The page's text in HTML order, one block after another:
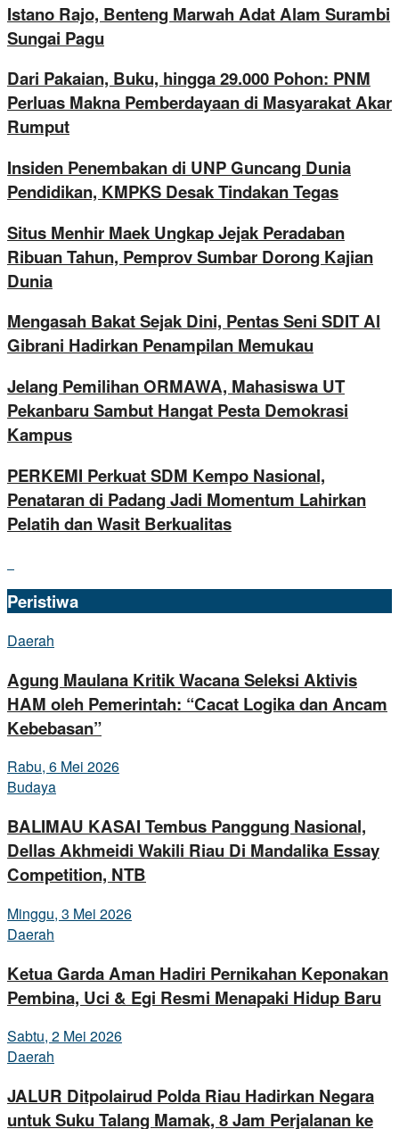
Istano Rajo, Benteng Marwah Adat Alam Surambi
Sungai Pagu
Dari Pakaian, Buku, hingga 29.000 Pohon: PNM
Perluas Makna Pemberdayaan di Masyarakat Akar
Rumput
Insiden Penembakan di UNP Guncang Dunia
Pendidikan, KMPKS Desak Tindakan Tegas
Situs Menhir Maek Ungkap Jejak Peradaban
Ribuan Tahun, Pemprov Sumbar Dorong Kajian
Dunia
Mengasah Bakat Sejak Dini, Pentas Seni SDIT Al
Gibrani Hadirkan Penampilan Memukau
Jelang Pemilihan ORMAWA, Mahasiswa UT
Pekanbaru Sambut Hangat Pesta Demokrasi
Kampus
PERKEMI Perkuat SDM Kempo Nasional,
Penataran di Padang Jadi Momentum Lahirkan
Pelatih dan Wasit Berkualitas
Peristiwa
Daerah
Agung Maulana Kritik Wacana Seleksi Aktivis
HAM oleh Pemerintah: “Cacat Logika dan Ancam
Kebebasan”
Rabu, 6 Mei 2026
Budaya
BALIMAU KASAI Tembus Panggung Nasional,
Dellas Akhmeidi Wakili Riau Di Mandalika Essay
Competition, NTB
Minggu, 3 Mei 2026
Daerah
Ketua Garda Aman Hadiri Pernikahan Keponakan
Pembina, Uci & Egi Resmi Menapaki Hidup Baru
Sabtu, 2 Mei 2026
Daerah
JALUR Ditpolairud Polda Riau Hadirkan Negara
untuk Suku Talang Mamak, 8 Jam Perjalanan ke